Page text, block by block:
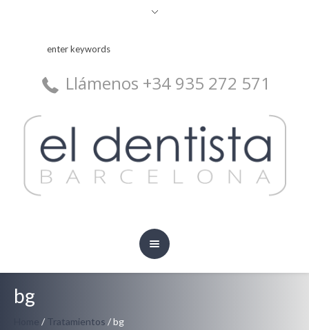
Llámenos +34 935 272 571
bg
/ Tratamientos /bg